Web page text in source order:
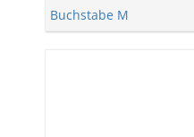
Buchstabe M